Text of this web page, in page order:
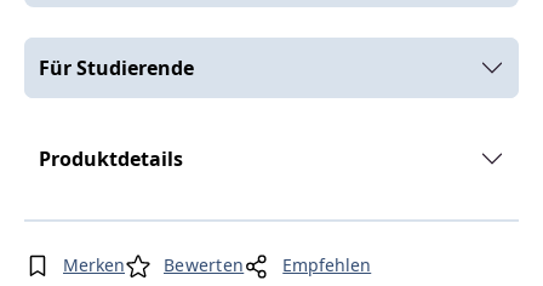
Für Studierende
Produktdetails
Merken Bewerten Empfehlen